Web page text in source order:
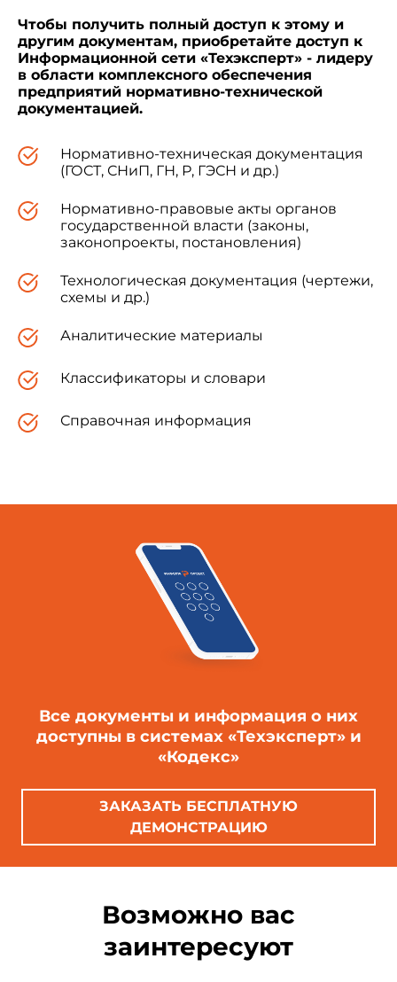
Чтобы получить полный доступ к этому и
другим документам, приобретайте доступ к
Информационной сети «Техэксперт» - лидеру
в области комплексного обеспечения
предприятий нормативно-технической
документацией.
Нормативно-техническая документация
(ГОСТ, СНиП, ГН, Р, ГЭСН и др.)
Нормативно-правовые акты органов
государственной власти (законы,
законопроекты, постановления)
Технологическая документация (чертежи,
схемы и др.)
Аналитические материалы
Классификаторы и словари
Справочная информация
Все документы и информация о них
доступны в системах «Техэксперт» и
«Кодекс»
ЗАКАЗАТЬ БЕСПЛАТНУЮ
ДЕМОНСТРАЦИЮ
Возможно вас
заинтересуют